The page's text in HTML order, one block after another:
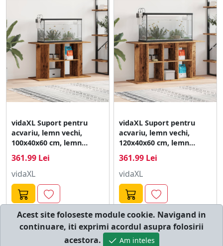
vidaXL Suport pentru
acvariu, lemn vechi,
100x40x60 cm, lemn
prelucrat
361.99 Lei
vidaXL
vidaXL Suport pentru
acvariu, lemn vechi,
120x40x60 cm, lemn
prelucrat
361.99 Lei
vidaXL
© cumperi.net | Catalog cumparaturi online
Acest site foloseste module cookie. Navigand in
continuare, iti exprimi acordul asupra folosirii
acestora.
Am inteles